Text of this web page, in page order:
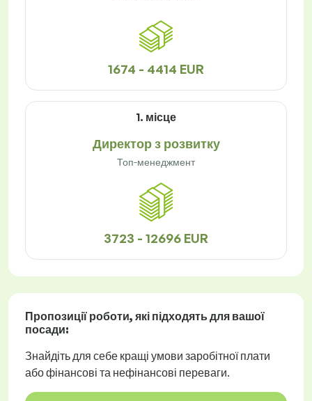
1674 - 4414 EUR
1. місце
Директор з розвитку
Топ-менеджмент
3723 - 12696 EUR
Пропозиції роботи, які підходять для вашої
посади:
Знайдіть для себе кращі умови заробітної плати
або фінансові та нефінансові переваги.